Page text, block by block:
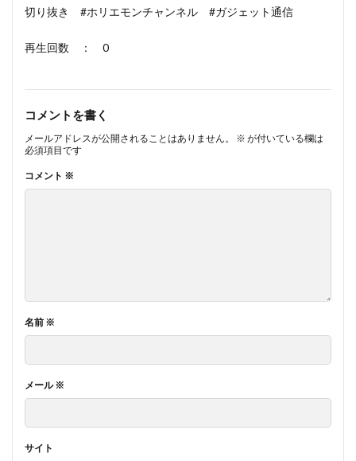
切り抜き #ホリエモンチャンネル #ガジェット通信
再生回数 ： 0
コメントを書く
メールアドレスが公開されることはありません。 ※ が付いている欄は
必須項目です
コメント ※
名前 ※
メール※
サイト